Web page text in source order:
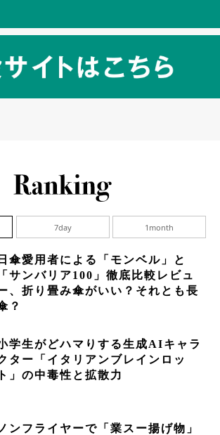
7day 1month
日傘愛用者による「モンベル」と
「サンバリア100」徹底比較レビュ
、折り畳み傘がいい？それとも長
？
学生がどハマりする生成AIキャラ
ター「イタリアンブレインロッ
ト」の中毒性と拡散力
ノンフライヤーで「業スー揚げ物」